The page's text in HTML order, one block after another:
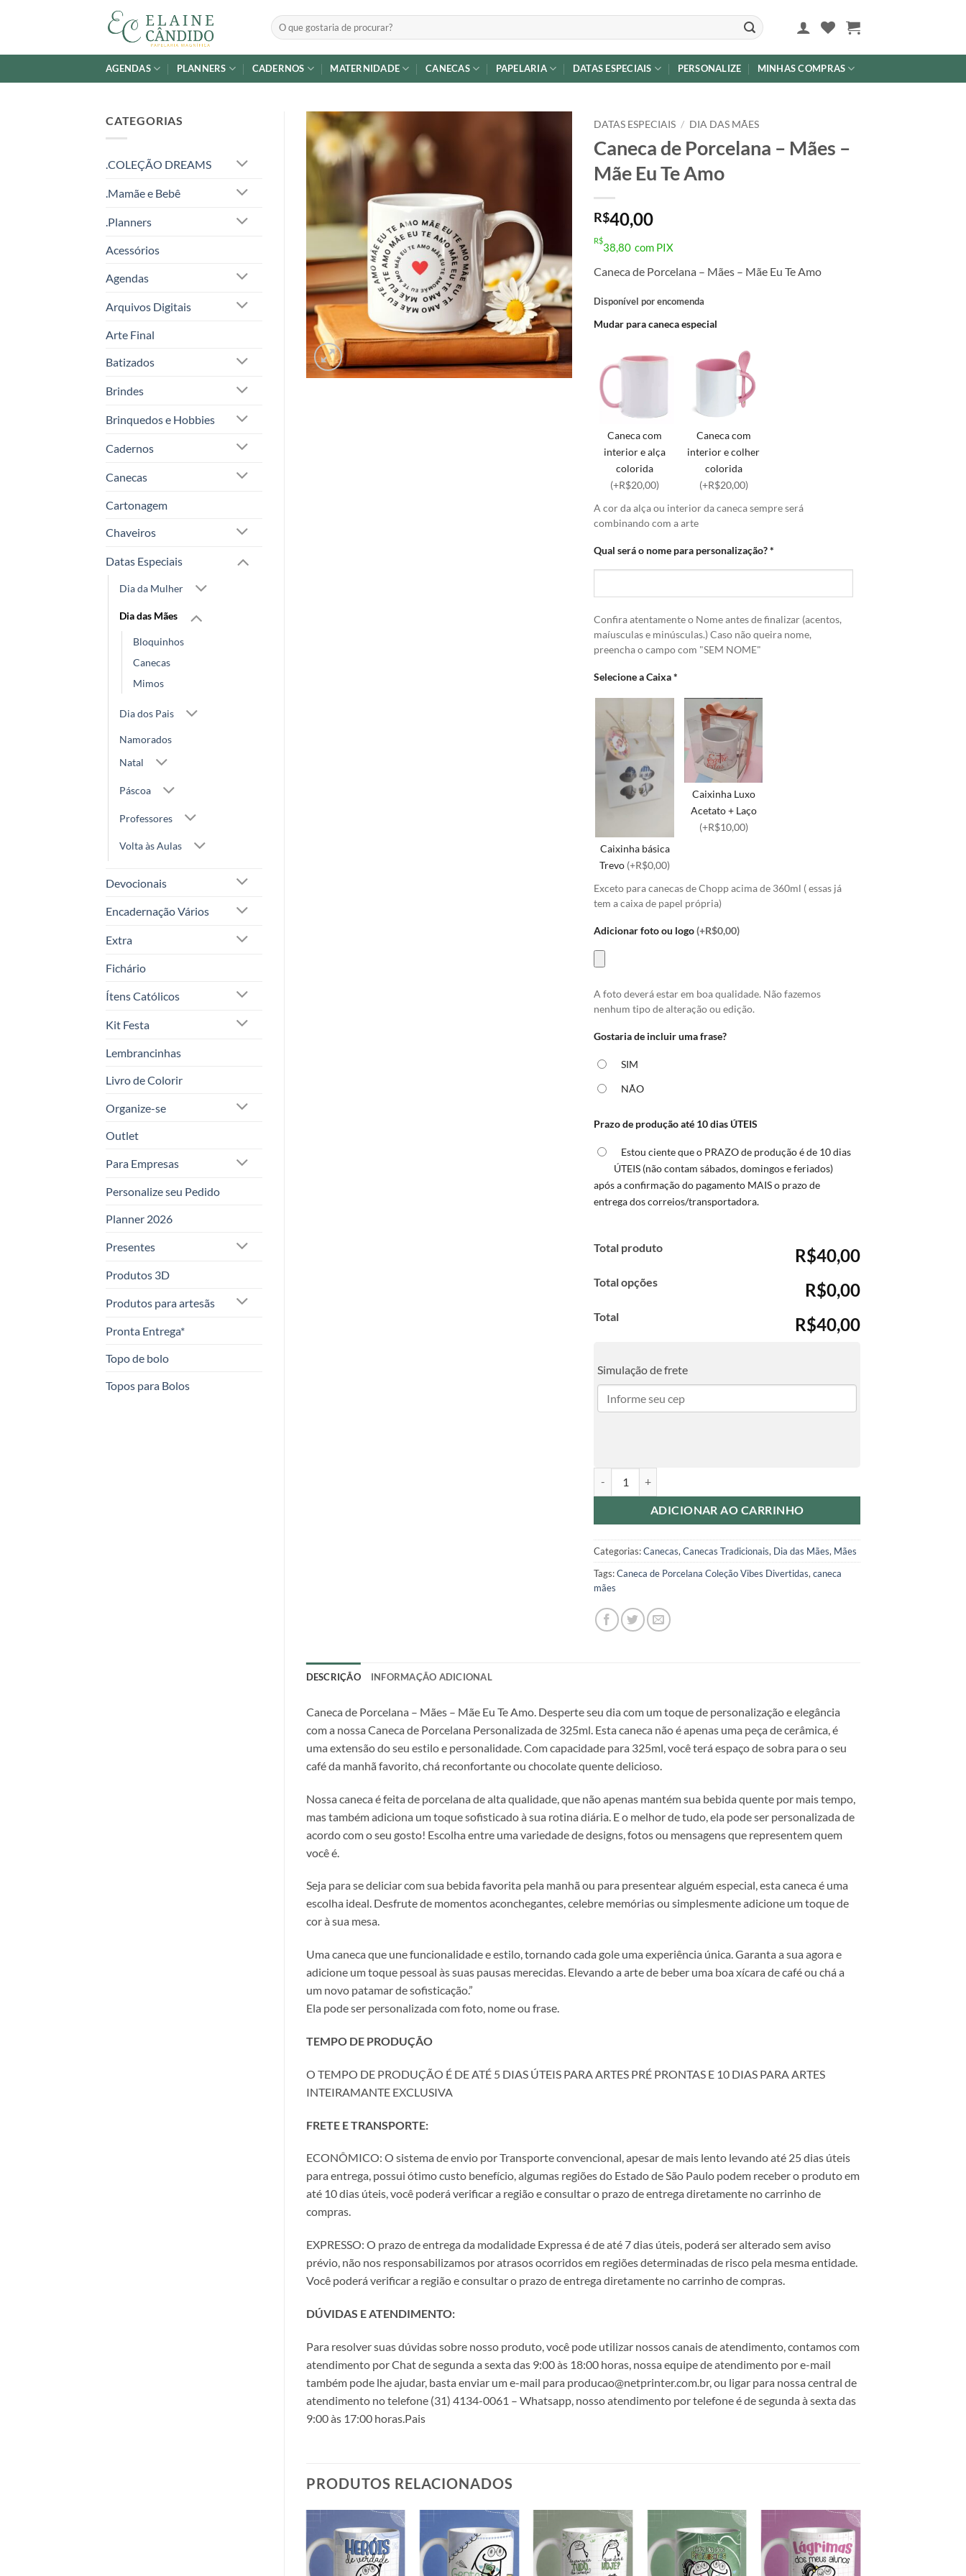
Pesquisar
por:
AGENDAS PLANNERS CADERNOS MATERNIDADE CANECAS PAPELARIA DATAS ESPECIAIS PERSONALIZE MINHAS COMPRAS
CATEGORIAS
.COLEÇÃO DREAMS
.Mamãe e Bebê
.Planners
Acessórios
Agendas
Arquivos Digitais
Arte Final
Batizados
Brindes
Brinquedos e Hobbies
Cadernos
Canecas
Cartonagem
Chaveiros
Datas Especiais
Dia da Mulher
Dia das Mães
Bloquinhos
Canecas
Mimos
Dia dos Pais
Namorados
Natal
Páscoa
Professores
Volta às Aulas
Devocionais
Encadernação Vários
Extra
Fichário
Ítens Católicos
Kit Festa
Lembrancinhas
Livro de Colorir
Organize-se
Outlet
Para Empresas
Personalize seu Pedido
Planner 2026
Presentes
Produtos 3D
Produtos para artesãs
Pronta Entrega*
Topo de bolo
Topos para Bolos
DATAS ESPECIAIS / DIA DAS MÃES
Caneca de Porcelana – Mães –
Mãe Eu Te Amo
R$40,00
R$
38,80 com PIX
Caneca de Porcelana – Mães – Mãe Eu Te Amo
Disponível por encomenda
Mudar para caneca especial
Caneca com
interior e alça
colorida
(+R$20,00)
Caneca com
interior e colher
colorida
(+R$20,00)
A cor da alça ou interior da caneca sempre será
combinando com a arte
Qual será o nome para personalização?*
Confira atentamente o Nome antes de finalizar (acentos,
maíusculas e minúsculas.) Caso não queira nome,
preencha o campo com "SEM NOME"
Selecione a Caixa*
Caixinha básica
Trevo (+R$0,00)
Caixinha Luxo
Acetato + Laço
(+R$10,00)
Exceto para canecas de Chopp acima de 360ml ( essas já
tem a caixa de papel própria)
Adicionar foto ou logo(+R$0,00)
A foto deverá estar em boa qualidade. Não fazemos
nenhum tipo de alteração ou edição.
Gostaria de incluir uma frase?
SIM
NÃO
Prazo de produção até 10 dias ÚTEIS
Estou ciente que o PRAZO de produção é de 10 dias
ÚTEIS (não contam sábados, domingos e feriados)
após a confirmação do pagamento MAIS o prazo de
entrega dos correios/transportadora.
Total produto R$40,00
Total opções R$0,00
Total R$40,00
Simulação de frete
ADICIONAR AO CARRINHO
Categorias:Canecas,Canecas Tradicionais, Dia das Mães, Mães
Tags:Caneca de Porcelana Coleção Vibes Divertidas,caneca
mães
DESCRIÇÃO INFORMAÇÃO ADICIONAL
Caneca de Porcelana – Mães – Mãe Eu Te Amo. Desperte seu dia com um toque de personalização e elegância
com a nossa Caneca de Porcelana Personalizada de 325ml. Esta caneca não é apenas uma peça de cerâmica, é
uma extensão do seu estilo e personalidade. Com capacidade para 325ml, você terá espaço de sobra para o seu
café da manhã favorito, chá reconfortante ou chocolate quente delicioso.
Nossa caneca é feita de porcelana de alta qualidade, que não apenas mantém sua bebida quente por mais tempo,
mas também adiciona um toque sofisticado à sua rotina diária. E o melhor de tudo, ela pode ser personalizada de
acordo com o seu gosto! Escolha entre uma variedade de designs, fotos ou mensagens que representem quem
você é.
Seja para se deliciar com sua bebida favorita pela manhã ou para presentear alguém especial, esta caneca é uma
escolha ideal. Desfrute de momentos aconchegantes, celebre memórias ou simplesmente adicione um toque de
cor à sua mesa.
Uma caneca que une funcionalidade e estilo, tornando cada gole uma experiência única. Garanta a sua agora e
adicione um toque pessoal às suas pausas merecidas. Elevando a arte de beber uma boa xícara de café ou chá a
um novo patamar de sofisticação.”
Ela pode ser personalizada com foto, nome ou frase.
TEMPO DE PRODUÇÃO
O TEMPO DE PRODUÇÃO É DE ATÉ 5 DIAS ÚTEIS PARA ARTES PRÉ PRONTAS E 10 DIAS PARA ARTES
INTEIRAMANTE EXCLUSIVA
FRETE E TRANSPORTE:
ECONÔMICO: O sistema de envio por Transporte convencional, apesar de mais lento levando até 25 dias úteis
para entrega, possui ótimo custo benefício, algumas regiões do Estado de São Paulo podem receber o produto em
até 10 dias úteis, você poderá verificar a região e consultar o prazo de entrega diretamente no carrinho de
compras.
EXPRESSO: O prazo de entrega da modalidade Expressa é de até 7 dias úteis, poderá ser alterado sem aviso
prévio, não nos responsabilizamos por atrasos ocorridos em regiões determinadas de risco pela mesma entidade.
Você poderá verificar a região e consultar o prazo de entrega diretamente no carrinho de compras.
DÚVIDAS E ATENDIMENTO:
Para resolver suas dúvidas sobre nosso produto, você pode utilizar nossos canais de atendimento, contamos com
atendimento por Chat de segunda a sexta das 9:00 às 18:00 horas, nossa equipe de atendimento por e-mail
também pode lhe ajudar, basta enviar um e-mail para producao@netprinter.com.br, ou ligar para nossa central de
atendimento no telefone (31) 4134-0061 – Whatsapp, nosso atendimento por telefone é de segunda à sexta das
9:00 às 17:00 horas.Pais
PRODUTOS RELACIONADOS
Adicionar
a lista de
desejos
Adicionar
a lista de
desejos
Adicionar
a lista de
desejos
Adicionar
a lista de
desejos
Adicionar
a lista de
desejos